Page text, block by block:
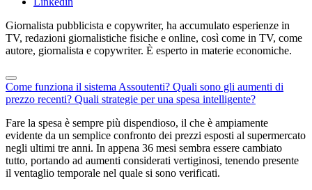
Giornalista pubblicista e copywriter, ha accumulato esperienze in
TV, redazioni giornalistiche fisiche e online, così come in TV, come
autore, giornalista e copywriter. È esperto in materie economiche.
Come funziona il sistema Assoutenti? Quali sono gli aumenti di
prezzo recenti? Quali strategie per una spesa intelligente?
Fare la spesa è sempre più dispendioso, il che è ampiamente
evidente da un semplice confronto dei prezzi esposti al supermercato
negli ultimi tre anni. In appena 36 mesi sembra essere cambiato
tutto, portando ad aumenti considerati vertiginosi, tenendo presente
il ventaglio temporale nel quale si sono verificati.